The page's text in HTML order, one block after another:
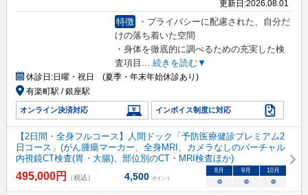
更新日:2026.08.01
特徴
・プライバシーに配慮された、自分だ
けの落ち着いた空間
・身体を徹底的に調べるための充実した検
査項目
続きを読む▼
休診日:日曜・祝日 (夏季・年末年始休診あり)
有楽町駅 / 銀座駅
オンライン決済対応 インボイス制度に対応
【2日間・全身フルコース】人間ドック「予防医療健診プレミアム2
日コース」(がん腫瘍マーカー、全身MRI、カメラなしのバーチャル
内視鏡CT検査(胃・大腸)、部位別のCT・MRI検査ほか)
495,000円 （税込） 4,500 ポイント
8 月 9 月 10月
○ ○ ○